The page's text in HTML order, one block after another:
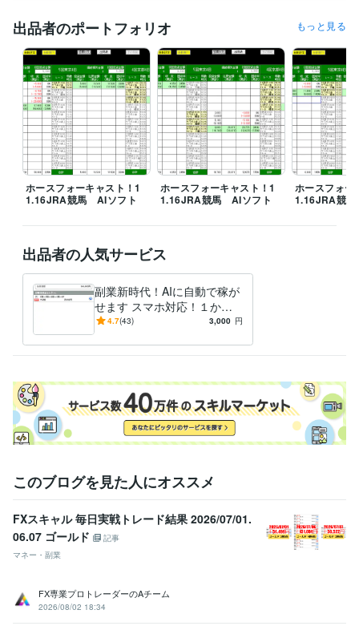
出品者のポートフォリオ もっと見る
ホースフォーキャスト！1
1.16JRA競馬 AIソフト
ホースフォーキャスト！1
1.16JRA競馬 AIソフト
ホースフォー
1.16JRA競
出品者の人気サービス
副業新時代！AIに自動で稼が
せます スマホ対応！１か月
（４週）プラン創設
4.7(43) 3,000 円
このブログを見た人にオススメ
FXスキャル 毎日実戦トレード結果 2026/07/01.
06.07 ゴールド
記事
マネー・副業
FX専業プロトレーダーのAチーム
2026/08/02 18:34